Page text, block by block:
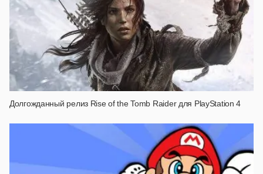
Долгожданный релиз Rise of the Tomb Raider для PlayStation 4